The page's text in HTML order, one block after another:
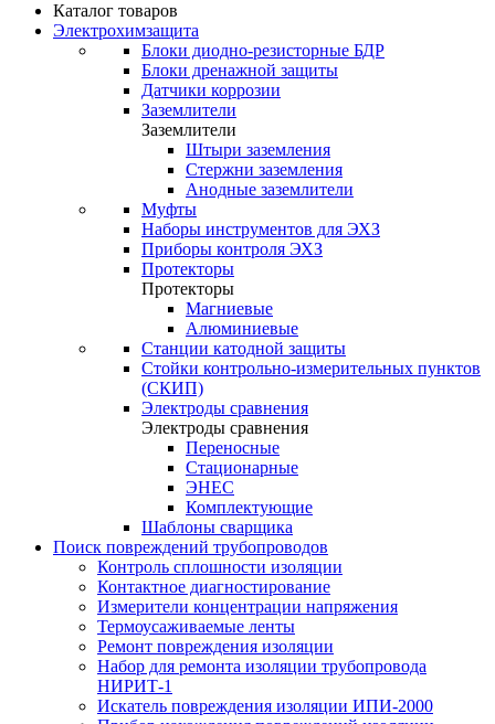
Каталог товаров
Электрохимзащита
Блоки диодно-резисторные БДР
Блоки дренажной защиты
Датчики коррозии
Заземлители
Заземлители
Штыри заземления
Стержни заземления
Анодные заземлители
Муфты
Наборы инструментов для ЭХЗ
Приборы контроля ЭХЗ
Протекторы
Протекторы
Магниевые
Алюминиевые
Станции катодной защиты
Стойки контрольно-измерительных пунктов
(СКИП)
Электроды сравнения
Электроды сравнения
Переносные
Стационарные
ЭНЕС
Комплектующие
Шаблоны сварщика
Поиск повреждений трубопроводов
Контроль сплошности изоляции
Контактное диагностирование
Измерители концентрации напряжения
Термоусаживаемые ленты
Ремонт повреждения изоляции
Набор для ремонта изоляции трубопровода
НИРИТ-1
Искатель повреждения изоляции ИПИ-2000